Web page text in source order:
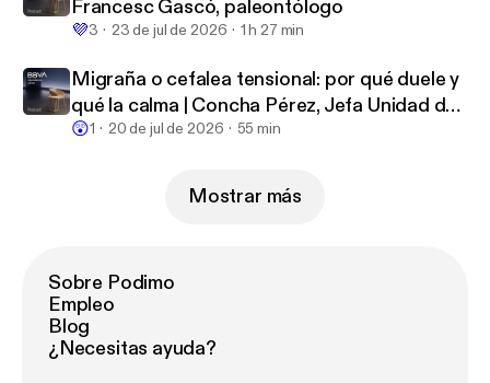
Francesc Gascó, paleontólogo
💜3 23 de jul de 2026 1 h 27 min
Migraña o cefalea tensional: por qué duele y
qué la calma | Concha Pérez, Jefa Unidad del
Dolor
😲1 20 de jul de 2026 55 min
Mostrar más
Sobre Podimo
Empleo
Blog
¿Necesitas ayuda?